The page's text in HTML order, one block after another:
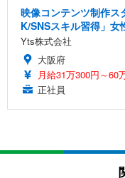
映像コンテンツ制作ス
K/SNSスキル習得」女
Yts株式会社
大阪府
月給31万300円～60
正社員